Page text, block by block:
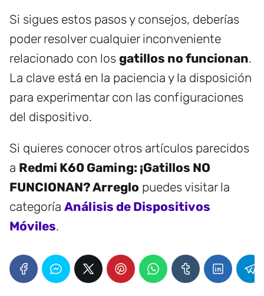
Si sigues estos pasos y consejos, deberías
poder resolver cualquier inconveniente
relacionado con los gatillos no funcionan.
La clave está en la paciencia y la disposición
para experimentar con las configuraciones
del dispositivo.
Si quieres conocer otros artículos parecidos
a Redmi K60 Gaming: ¡Gatillos NO
FUNCIONAN? Arreglo puedes visitar la
categoría Análisis de Dispositivos
Móviles.